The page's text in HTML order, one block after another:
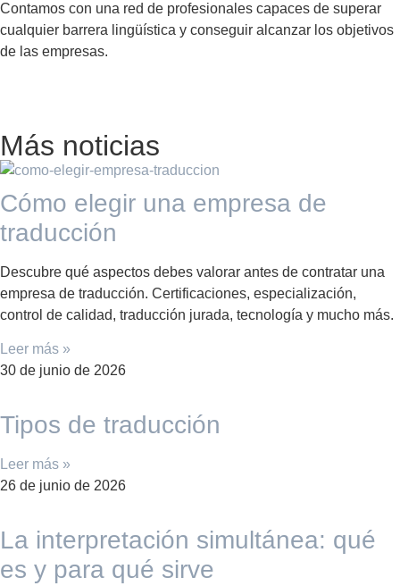
Contamos con una red de profesionales capaces de superar
cualquier barrera lingüística y conseguir alcanzar los objetivos
de las empresas.
Más noticias
Cómo elegir una empresa de
traducción
Descubre qué aspectos debes valorar antes de contratar una
empresa de traducción. Certificaciones, especialización,
control de calidad, traducción jurada, tecnología y mucho más.
Leer más »
30 de junio de 2026
Tipos de traducción
Leer más »
26 de junio de 2026
La interpretación simultánea: qué
es y para qué sirve